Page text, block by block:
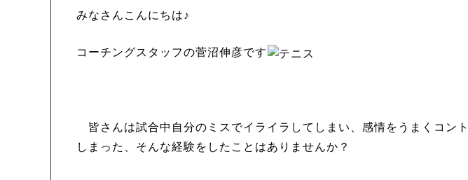
みなさんこんにちは♪
コーチングスタッフの菅沼伸彦です
皆さんは試合中自分のミスでイライラしてしまい、感情をうまくコン
しまった、そんな経験をしたことはありませんか？